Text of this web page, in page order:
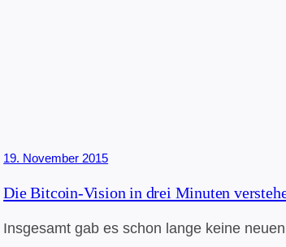
19. November 2015
Die Bitcoin-Vision in drei Minuten
Insgesamt gab es schon lange keine